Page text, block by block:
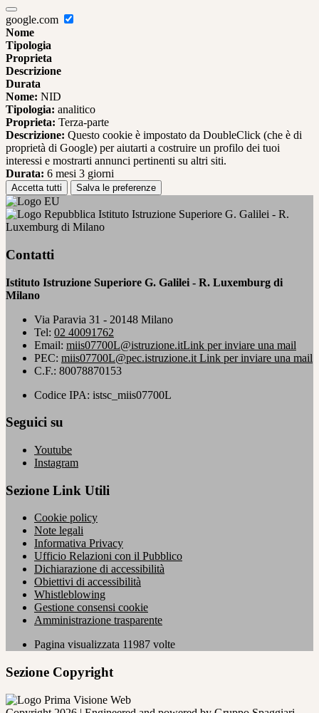
google.com
Nome
Tipologia
Proprieta
Descrizione
Durata
Nome: NID
Tipologia: analitico
Proprieta: Terza-parte
Descrizione: Questo cookie è impostato da DoubleClick (che è di
proprietà di Google) per aiutarti a costruire un profilo dei tuoi
interessi e mostrarti annunci pertinenti su altri siti.
Durata: 6 mesi 3 giorni
Accetta tutti Salva le preferenze
Istituto Istruzione Superiore G. Galilei - R.
Luxemburg di Milano
Contatti
Istituto Istruzione Superiore G. Galilei - R. Luxemburg di
Milano
Via Paravia 31 - 20148 Milano
Tel: 02 40091762
Email: miis07700L@istruzione.itLink per inviare una mail
PEC: miis07700L@pec.istruzione.it Link per inviare una mail
C.F.: 80078870153
Codice IPA: istsc_miis07700L
Seguici su
Youtube
Instagram
Sezione Link Utili
Cookie policy
Note legali
Informativa Privacy
Ufficio Relazioni con il Pubblico
Dichiarazione di accessibilità
Obiettivi di accessibilità
Whistleblowing
Gestione consensi cookie
Amministrazione trasparente
Pagina visualizzata 11987 volte
Sezione Copyright